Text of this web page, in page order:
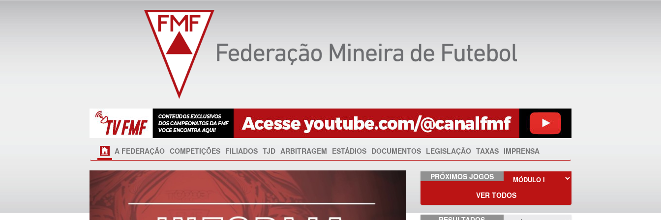
A FEDERAÇÃO COMPETIÇÕES FILIADOS TJD ARBITRAGEM ESTÁDIOS DOCUMENTOS LEGISLAÇÃO TAXAS IMPRENSA
Próximo
PRÓXIMOS JOGOS
VER TODOS